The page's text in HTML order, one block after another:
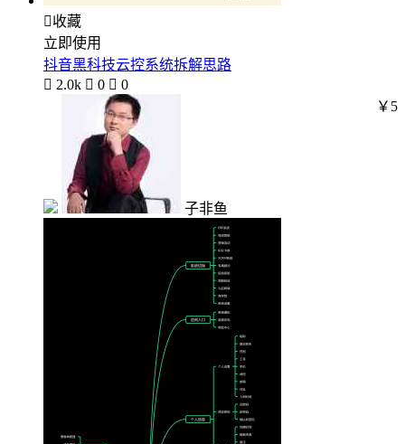
收藏
立即使用
抖音黑科技云控系统拆解思路
 2.0k  0  0
子非鱼
￥5